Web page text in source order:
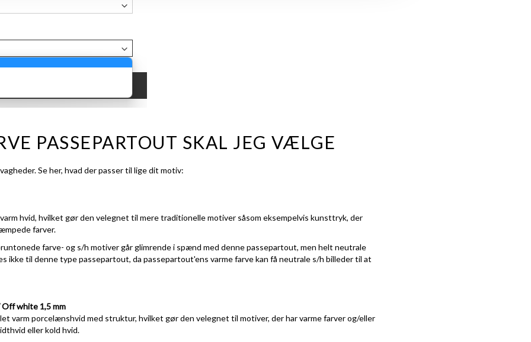
PASSEPARTOUT SKAL JEG VÆLGE
Se her, hvad der passer til lige dit motiv:
hvid, hvilket gør den velegnet til mere traditionelle motiver såsom eksempelvis kunsttryk, der
farver.
farve- og s/h motiver går glimrende i spænd med denne passepartout, men helt neutrale
ikke til denne type passepartout, da passepartout'ens varme farve kan få neutrale s/h billeder til at
white 1,5 mm
varm porcelænshvid med struktur, hvilket gør den velegnet til motiver, der har varme farver og/eller
eller kold hvid.